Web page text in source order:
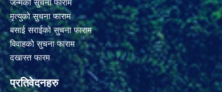
जन्मको सुचना फाराम
मृत्युको सुचना फाराम
बसाई सराईको सुचना फाराम
विवाहको सुचना फाराम
दखास्त फारम
प्रतिवेदनहरु